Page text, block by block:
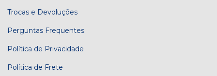
Trocas e Devoluções
Perguntas Frequentes
Política de Privacidade
Política de Frete